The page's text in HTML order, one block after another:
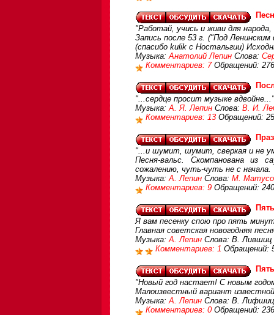
"Работай, учись и живи для
Запись после 53 г. ("Под
(спасибо kulik c Ностальгии)
Музыка:Анатолий Лепин Слова:
Комментариев: 7 Обращений:
"...сердце просит музыке вдвойне..."
Музыка:А. Я. Лепин Слова: В. И.
Комментариев: 13 Обращений:
"...и шумит, шумит, сверкая и не
Песня-вальс. Скомпанована из
сожалению, чуть-чуть не с начала.
Музыка:А. Лепин Слова: М.
Комментариев: 9 Обращений:
Я вам песенку спою про пять
Главная советская новогодняя
Музыка:А. Лепин Слова: В. Лившиц
Комментариев: 1 Обращений:
"Новый год настает! С новым
Малоизвестный вариант
Музыка:А. Лепин Слова: В. Лифшиц
Комментариев: 0 Обращений: